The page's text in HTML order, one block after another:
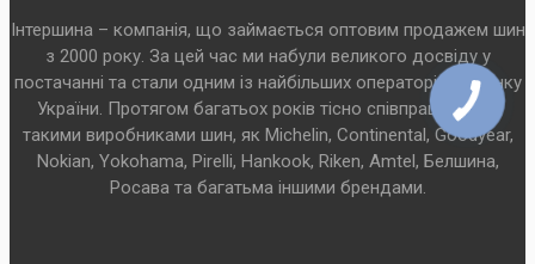
Інтершина – компанія, що займається оптовим продажем шин
з 2000 року. За цей час ми набули великого досвіду у
постачанні та стали одним із найбільших операторів на ринку
України. Протягом багатьох років тісно співпрацюємо з
такими виробниками шин, як Michelin, Continental, Goodyear,
Nokian, Yokohama, Pirelli, Hankook, Riken, Amtel, Белшина,
Росава та багатьма іншими брендами.